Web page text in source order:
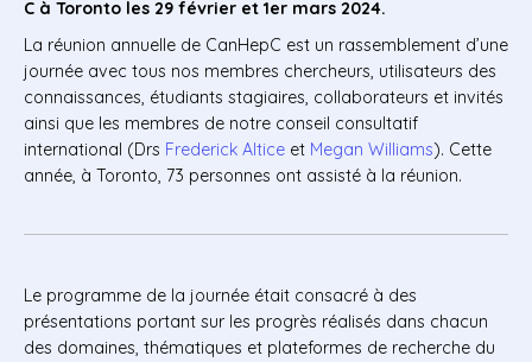
C à Toronto les 29 février et 1er mars 2024.
La réunion annuelle de CanHepC est un rassemblement d’une
journée avec tous nos membres chercheurs, utilisateurs des
connaissances, étudiants stagiaires, collaborateurs et invités
ainsi que les membres de notre conseil consultatif
international (Drs Frederick Altice et Megan Williams). Cette
année, à Toronto, 73 personnes ont assisté à la réunion.
Le programme de la journée était consacré à des
présentations portant sur les progrès réalisés dans chacun
des domaines, thématiques et plateformes de recherche du